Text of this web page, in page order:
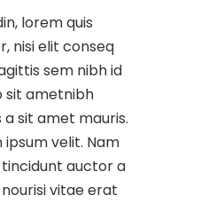
lorem quis
nisi elit conseq
sem nibh id
sit ametnibh
sit amet mauris.
velit. Nam
auctor a
vitae erat